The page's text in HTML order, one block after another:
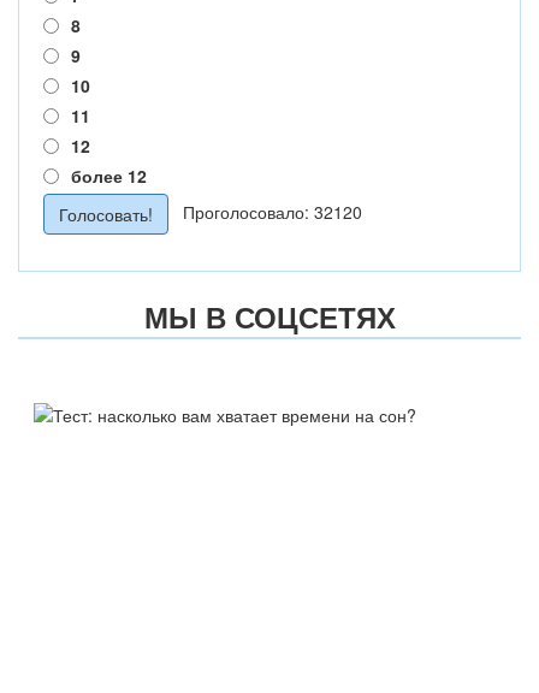
8
9
10
11
12
более 12
Проголосовало: 32120
МЫ В СОЦСЕТЯХ